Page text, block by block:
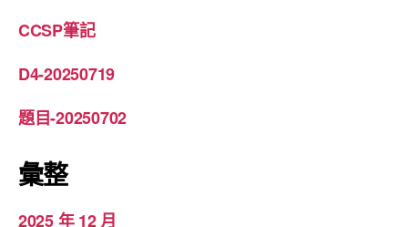
CCSP筆記
D4-20250719
題目-20250702
彙整
2025 年 12 月